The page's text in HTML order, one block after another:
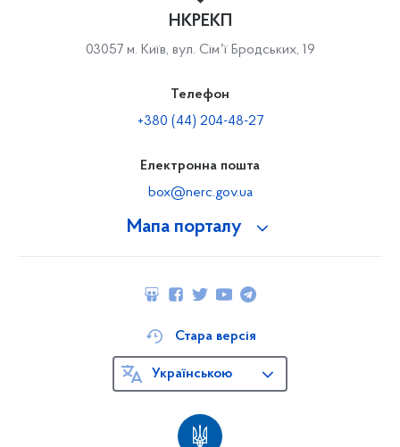
Мапа порталу
НКРЕКП
03057 м. Київ, вул. Сімʼї Бродських, 19
Телефон
+380 (44) 204-48-27
Електронна пошта
box@nerc.gov.ua
Стара версія
Українською